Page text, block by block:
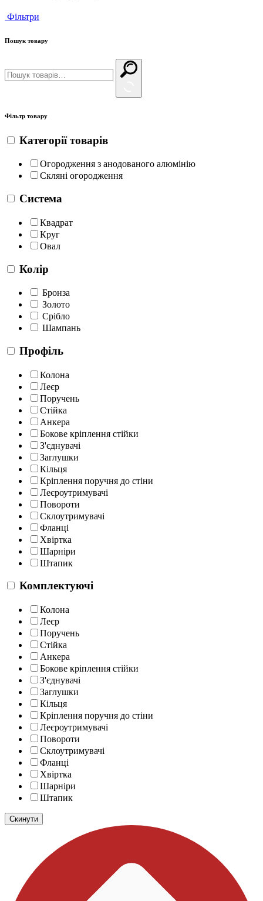
Фільтри
Пошук товару
Фільтр товару
Категорії товарів
Огородження з анодованого алюмінію
Скляні огородження
Система
Квадрат
Круг
Овал
Колір
Бронза
Золото
Срібло
Шампань
Профіль
Колона
Леєр
Поручень
Стійка
Анкера
Бокове кріплення стійки
З'єднувачі
Заглушки
Кільця
Кріплення поручня до стіни
Леєроутримувачі
Повороти
Склоутримувачі
Фланці
Хвіртка
Шарніри
Штапик
Комплектуючі
Колона
Леєр
Поручень
Стійка
Анкера
Бокове кріплення стійки
З'єднувачі
Заглушки
Кільця
Кріплення поручня до стіни
Леєроутримувачі
Повороти
Склоутримувачі
Фланці
Хвіртка
Шарніри
Штапик